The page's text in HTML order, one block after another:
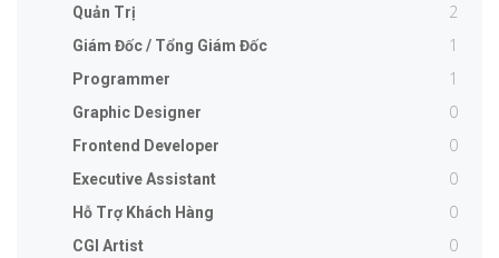
Quản Trị 2
Giám Đốc / Tổng Giám Đốc 1
Programmer 1
Graphic Designer 0
Frontend Developer 0
Executive Assistant 0
Hỗ Trợ Khách Hàng 0
CGI Artist 0